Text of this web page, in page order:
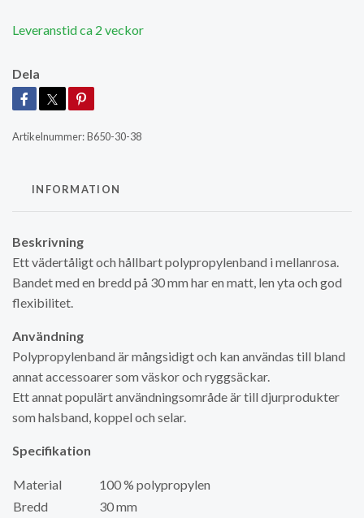
Leveranstid ca 2 veckor
Dela
Artikelnummer:B650-30-38
INFORMATION
Beskrivning
Ett vädertåligt och hållbart polypropylenband i mellanrosa.
Bandet med en bredd på 30 mm har en matt, len yta och god
flexibilitet.
Användning
Polypropylenband är mångsidigt och kan användas till bland
annat accessoarer som väskor och ryggsäckar.
Ett annat populärt användningsområde är till djurprodukter
som halsband, koppel och selar.
Specifikation
Material
100 % polypropylen
Bredd
30 mm